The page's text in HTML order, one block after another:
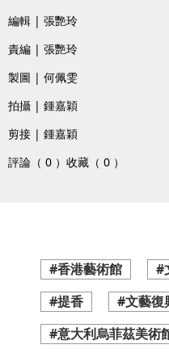
編輯 | 張艷玲
責編 | 張艷玲
製圖 | 何佩雯
拍攝 | 鍾嘉穎
剪接 | 鍾嘉穎
評論（ 0 ） 收藏（ 0 ）
#香港藝術館 #
#提香
#文藝復
#意大利烏菲茲美術